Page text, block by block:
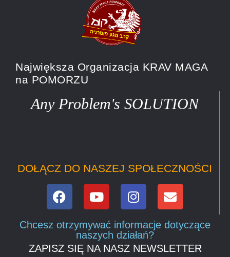
Największa Organizacja KRAV MAGA
na POMORZU
Any Problem's SOLUTION
DOŁĄCZ DO NASZEJ SPOŁECZNOŚCI
Chcesz otrzymywać informacje dotyczące
naszych działań?
ZAPISZ SIĘ NA NASZ NEWSLETTER